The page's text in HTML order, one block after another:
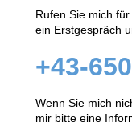
Rufen Sie mich
ein Erstgespräch
+43-
Wenn Sie mich
mir bitte eine